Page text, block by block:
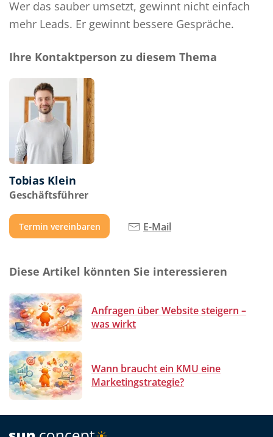
Wer das sauber umsetzt, gewinnt nicht einfach
mehr Leads. Er gewinnt bessere Gespräche.
Ihre Kontaktperson zu diesem Thema
Tobias Klein
Geschäftsführer
Termin vereinbaren E-Mail
Diese Artikel könnten Sie interessieren
Anfragen über Website steigern –
was wirkt
Wann braucht ein KMU eine
Marketingstrategie?